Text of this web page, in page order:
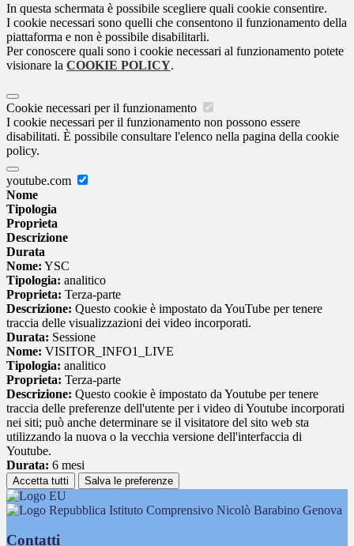
In questa schermata è possibile scegliere quali cookie consentire.
I cookie necessari sono quelli che consentono il funzionamento della
piattaforma e non è possibile disabilitarli.
Per conoscere quali sono i cookie necessari al funzionamento potete
visionare la COOKIE POLICY.
Cookie necessari per il funzionamento
I cookie necessari per il funzionamento non possono essere
disabilitati. È possibile consultare l'elenco nella pagina della cookie
policy.
youtube.com
Nome
Tipologia
Proprieta
Descrizione
Durata
Nome: YSC
Tipologia: analitico
Proprieta: Terza-parte
Descrizione: Questo cookie è impostato da YouTube per tenere
traccia delle visualizzazioni dei video incorporati.
Durata: Sessione
Nome: VISITOR_INFO1_LIVE
Tipologia: analitico
Proprieta: Terza-parte
Descrizione: Questo cookie è impostato da Youtube per tenere
traccia delle preferenze dell'utente per i video di Youtube incorporati
nei siti; può anche determinare se il visitatore del sito web sta
utilizzando la nuova o la vecchia versione dell'interfaccia di
Youtube.
Durata: 6 mesi
Accetta tutti Salva le preferenze
Istituto Comprensivo Nicolò Barabino Genova
Contatti